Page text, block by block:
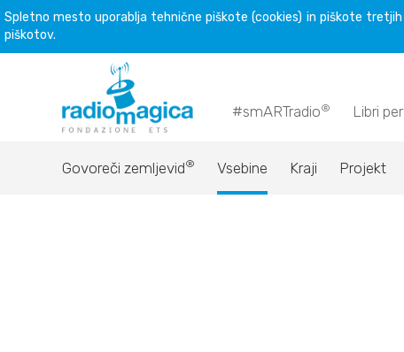
Spletno mesto uporablja tehnične piškote (cookies) in piškote
piškotov.
#smARTradio® Libri
Govoreči zemljevid® Vsebine Kraji Projekt